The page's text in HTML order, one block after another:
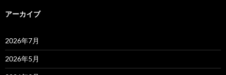
アーカイブ
2026年7月
2026年5月